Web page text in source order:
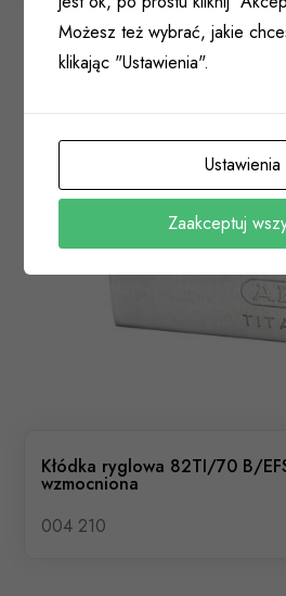
Kłódka ryglowa 82TI/70 B/
wzmocniona
004 210
Możesz też wybrać, jakie
klikając "Ustawienia".
Ustawienia
Zaakceptuj